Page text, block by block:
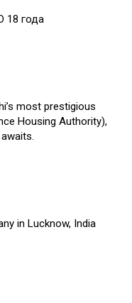
18 года
most prestigious
Housing Authority),
in Lucknow, India